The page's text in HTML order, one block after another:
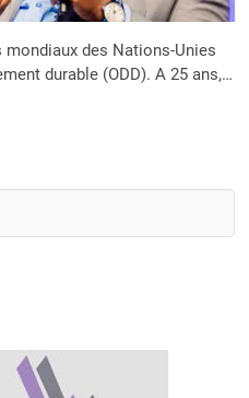
mondiaux des Nations-Unies
durable (ODD). A 25 ans,…